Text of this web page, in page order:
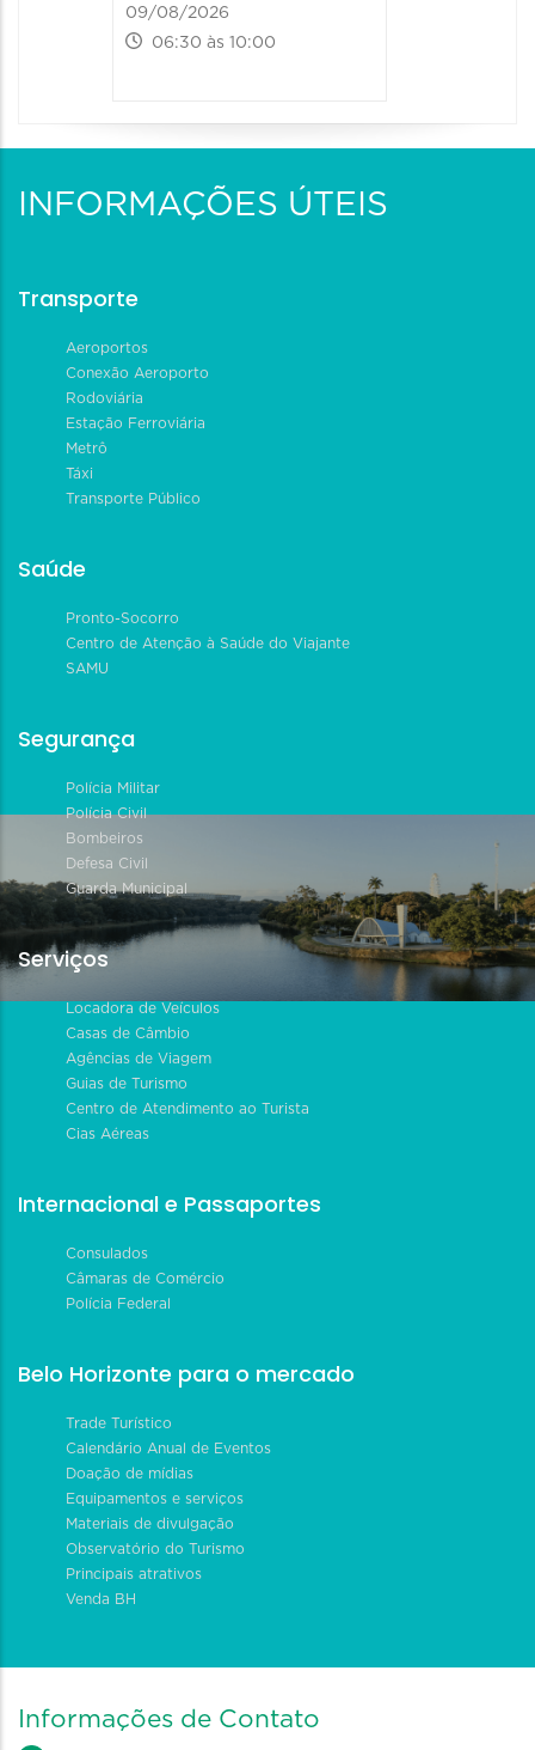
09/08/2026
06:30 às 10:00
INFORMAÇÕES ÚTEIS
Transporte
Aeroportos
Conexão Aeroporto
Rodoviária
Estação Ferroviária
Metrô
Táxi
Transporte Público
Saúde
Pronto-Socorro
Centro de Atenção à Saúde do Viajante
SAMU
Segurança
Polícia Militar
Polícia Civil
Bombeiros
Defesa Civil
Guarda Municipal
Serviços
Locadora de Veículos
Casas de Câmbio
Agências de Viagem
Guias de Turismo
Centro de Atendimento ao Turista
Cias Aéreas
Internacional e Passaportes
Consulados
Câmaras de Comércio
Polícia Federal
Belo Horizonte para o mercado
Trade Turístico
Calendário Anual de Eventos
Doação de mídias
Equipamentos e serviços
Materiais de divulgação
Observatório do Turismo
Principais atrativos
Venda BH
Informações de Contato